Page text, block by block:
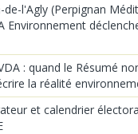
de-l'Agly (Perpignan
Environnement
: quand le Résumé
la réalité
et calendrier